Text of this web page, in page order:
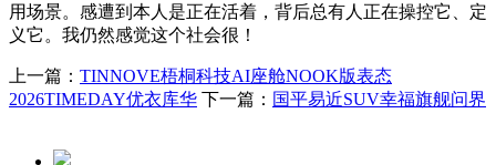
用场景。感遭到本人是正在活着，背后总有人正在操控它、定
义它。我仍然感觉这个社会很！
上一篇： TINNOVE梧桐科技AI座舱NOOK版表态
2026TIMEDAY优衣库华 下一篇： 国平易近SUV幸福旗舰问界